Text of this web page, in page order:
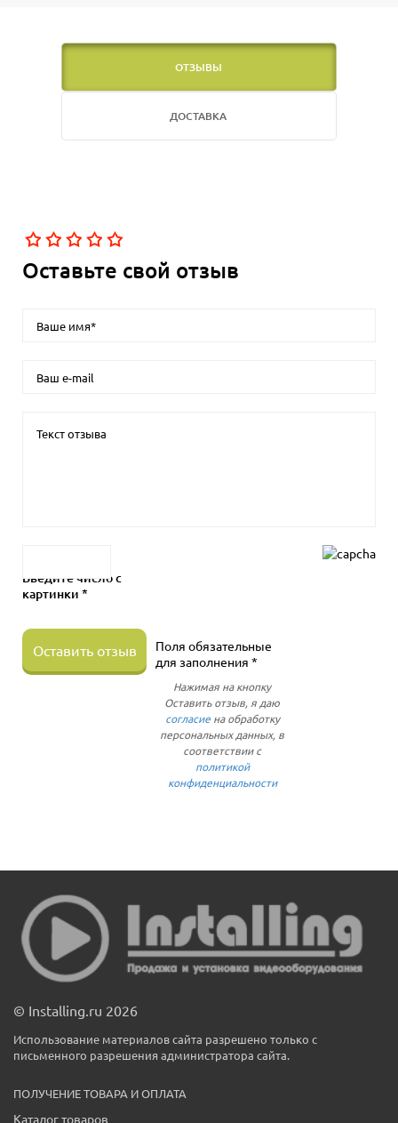
ОТЗЫВЫ
ДОСТАВКА
Оставьте свой отзыв
Введите число с
картинки *
Оставить отзыв
Поля обязательные
для заполнения *
Нажимая на кнопку
Оставить отзыв, я даю
согласиена обработку
персональных данных, в
соответствии с
политикой
конфиденциальности
© Installing.ru 2026
Использование материалов сайта разрешено только с
письменного разрешения администратора сайта.
ПОЛУЧЕНИЕ ТОВАРА И ОПЛАТА
Каталог товаров